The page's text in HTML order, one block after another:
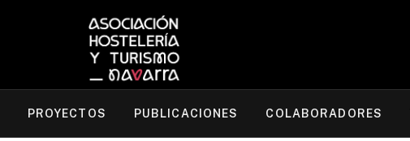
PROYECTOS PUBLICACIONES COLABORADORES